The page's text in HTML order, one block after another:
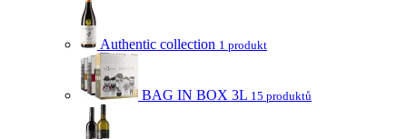
Authentic collection 1 produkt
BAG IN BOX 3L 15 produktů